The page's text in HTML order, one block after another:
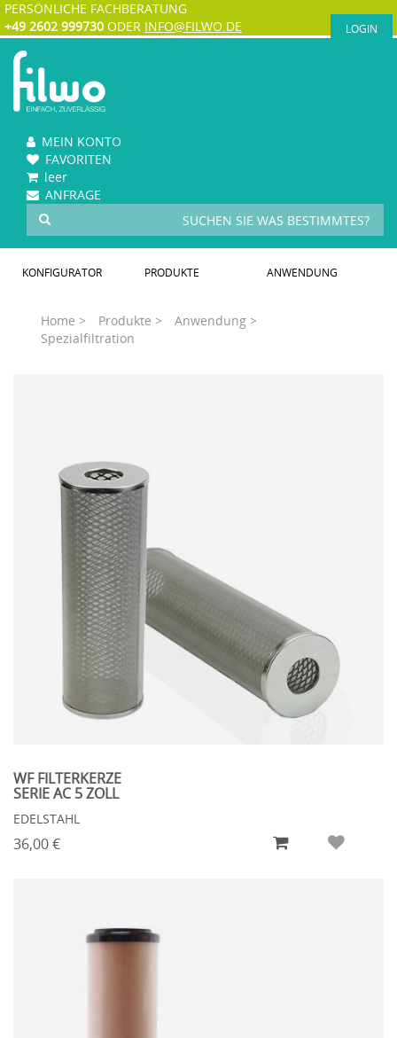
PERSÖNLICHE FACHBERATUNG
+49 2602 999730 ODER INFO@FILWO.DE LOGIN
MEIN KONTO
FAVORITEN
leer
ANFRAGE
KONFIGURATOR PRODUKTE ANWENDUNG
Home > Produkte >
Anwendung >
Spezialfiltration
WF FILTERKERZE
SERIE AC 5 ZOLL
EDELSTAHL
36,00 €